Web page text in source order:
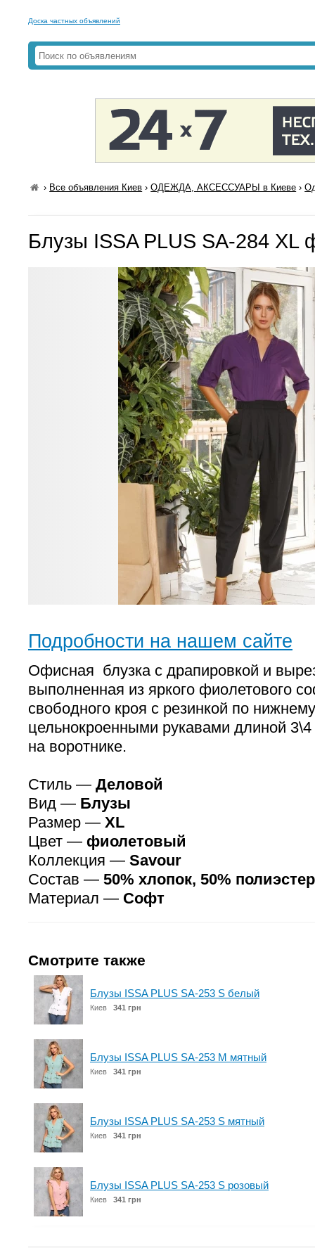
Доска частных объявлений
› Все объявления Киев ›ОДЕЖДА, АКСЕССУАРЫ в Киеве ›
Блузы ISSA PLUS SA-284 XL
Подробности на нашем сайте
Офисная блузка с драпировкой и
выполненная из яркого фиолетового
свободного кроя с резинкой по
цельнокроенными рукавами длиной
на воротнике.
Стиль — Деловой
Вид — Блузы
Размер — XL
Цвет — фиолетовый
Коллекция — Savour
Состав — 50% хлопок, 50% полиэстер
Материал — Софт
Смотрите также
Блузы ISSA PLUS SA-253 S белый
Киев 341 грн
Блузы ISSA PLUS SA-253 M мятный
Киев 341 грн
Блузы ISSA PLUS SA-253 S мятный
Киев 341 грн
Блузы ISSA PLUS SA-253 S розовый
Киев 341 грн